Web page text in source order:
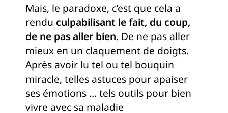
Mais, le paradoxe, c’est que cela a
rendu culpabilisant le fait, du coup,
de ne pas aller bien. De ne pas aller
mieux en un claquement de doigts.
Après avoir lu tel ou tel bouquin
miracle, telles astuces pour apaiser
ses émotions … tels outils pour bien
vivre avec sa maladie